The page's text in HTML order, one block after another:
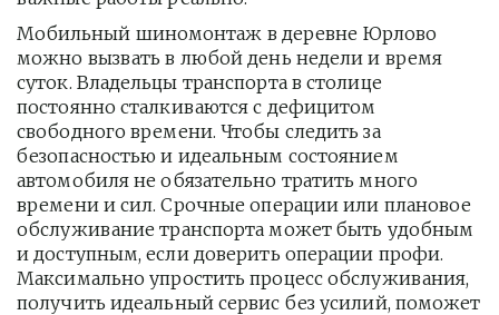
Мобильный шиномонтаж в деревне Юрлово
можно вызвать в любой день недели и время
суток. Владельцы транспорта в столице
постоянно сталкиваются с дефицитом
свободного времени. Чтобы следить за
безопасностью и идеальным состоянием
автомобиля не обязательно тратить много
времени и сил. Срочные операции или плановое
обслуживание транспорта может быть удобным
и доступным, если доверить операции профи.
Максимально упростить процесс обслуживания,
получить идеальный сервис без усилий, поможет